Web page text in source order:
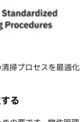
掃プロセスを最適化
る